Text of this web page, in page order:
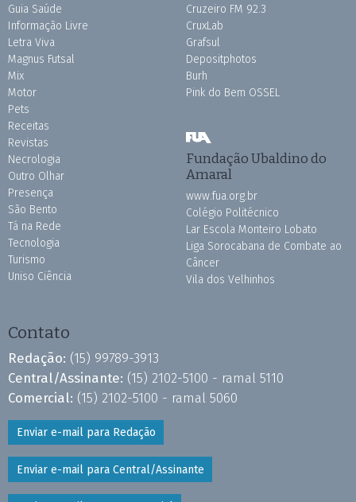
Guia Saúde
Informação Livre
Letra Viva
Magnus Futsal
Mix
Motor
Pets
Receitas
Revistas
Necrologia
Outro Olhar
Presença
São Bento
Tá na Rede
Tecnologia
Turismo
Uniso Ciência
Cruzeiro FM 92.3
CruxLab
Grafsul
Depositphotos
Burh
Pink do Bem OSSEL
Fundação Ubaldino do
Amaral
www.fua.org.br
Colégio Politécnico
Lar Escola Monteiro Lobato
Liga Sorocabana de Combate ao
Câncer
Vila dos Velhinhos
Contato
Redação: (15) 99789-3913
Central/Assinante: (15) 2102-5100 - ramal 5110
Comercial: (15) 2102-5100 - ramal 5060
Enviar e-mail para Redação
Enviar e-mail para Central/Assinante